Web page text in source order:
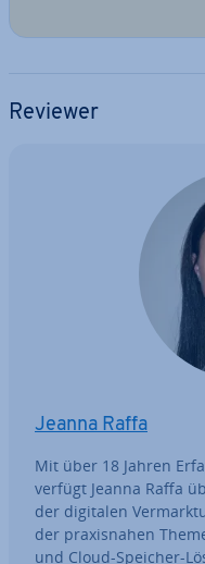
Reviewer
Jeanna Raffa
Mit über 18 Jahren
verfügt Jeanna Raffa
der digitalen
der pra­xis­na­hen
und Cloud-Speicher-